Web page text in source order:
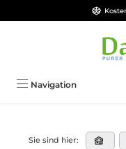
Zum Hauptinhalt springen
Navigation
Sie sind hier: